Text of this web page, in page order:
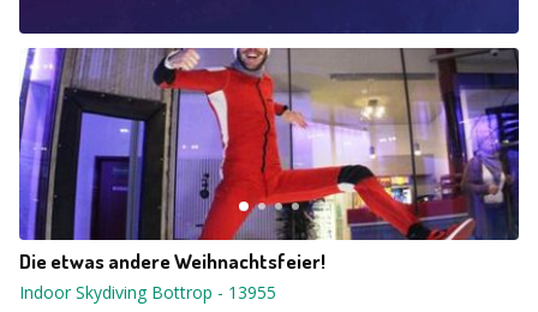
Die etwas andere Weihnachtsfeier!
Indoor Skydiving Bottrop - 13955